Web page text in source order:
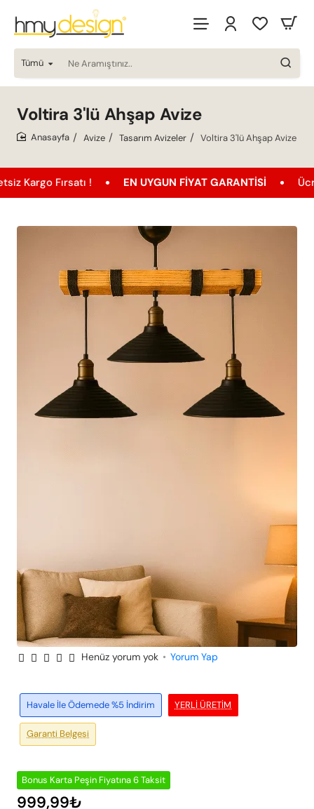
Tümü
Ne
Aramıştınız..
Voltira 3'lü Ahşap Avize
Avize Tasarım Avizeler Voltira 3'lü Ahşap Avize
Fırsatı ! EN UYGUN FIYAT GARANTISI Ücretsiz
Peşin Fiyatına 6 Taksit
YERLI ÜRETIM
Havale İle Ödemede %5 İndirim
Garanti Belgesi
Henüz yorum yok • Yorum Yap
Bonus Karta Peşin Fiyatına 6 Taksit
999,99₺